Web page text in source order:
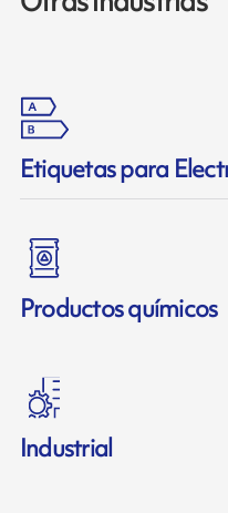
Etiquetas para
Productos químicos
Industrial